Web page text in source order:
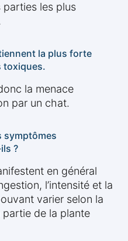
les plus
la plus forte
toxiques.
la menace
par un chat.
symptômes
?
en général
l’intensité et la
varier selon la
de la plante